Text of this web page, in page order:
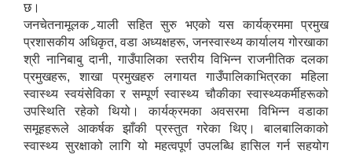
छ।
जनचेतनामूलक र्‍याली सहित सुरु भएको यस कार्यक्रममा प्रमुख
प्रशासकीय अधिकृत, वडा अध्यक्षहरू, जनस्वास्थ्य कार्यालय गोरखाका
श्री नानिबाबु दानी, गाउँपालिका स्तरीय विभिन्न राजनीतिक दलका
प्रमुखहरू, शाखा प्रमुखहरु लगायत गाउँपालिकाभित्रका महिला
स्वास्थ्य स्वयंसेविका र सम्पूर्ण स्वास्थ्य चौकीका स्वास्थ्यकर्मीहरूको
उपस्थिति रहेको थियो। कार्यक्रमका अवसरमा विभिन्न वडाका
समूहहरूले आकर्षक झाँकी प्रस्तुत गरेका थिए। बालबालिकाको
स्वास्थ्य सुरक्षाको लागि यो महत्वपूर्ण उपलब्धि हासिल गर्न सहयोग